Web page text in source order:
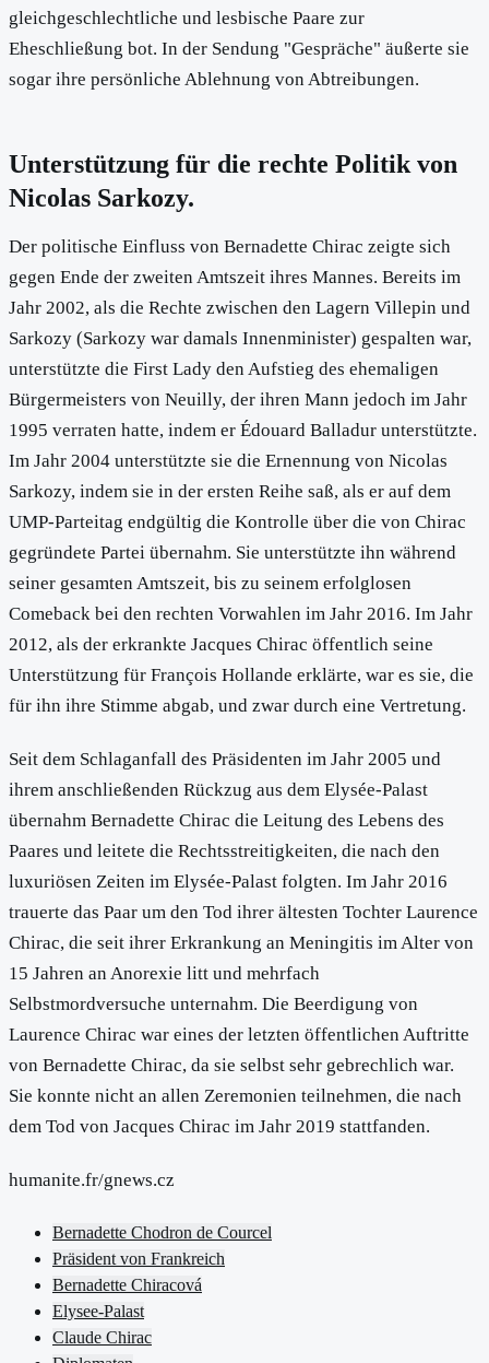
gleichgeschlechtliche und lesbische Paare zur
Eheschließung bot. In der Sendung "Gespräche" äußerte sie
sogar ihre persönliche Ablehnung von Abtreibungen.
Unterstützung für die rechte Politik von
Nicolas Sarkozy.
Der politische Einfluss von Bernadette Chirac zeigte sich
gegen Ende der zweiten Amtszeit ihres Mannes. Bereits im
Jahr 2002, als die Rechte zwischen den Lagern Villepin und
Sarkozy (Sarkozy war damals Innenminister) gespalten war,
unterstützte die First Lady den Aufstieg des ehemaligen
Bürgermeisters von Neuilly, der ihren Mann jedoch im Jahr
1995 verraten hatte, indem er Édouard Balladur unterstützte.
Im Jahr 2004 unterstützte sie die Ernennung von Nicolas
Sarkozy, indem sie in der ersten Reihe saß, als er auf dem
UMP-Parteitag endgültig die Kontrolle über die von Chirac
gegründete Partei übernahm. Sie unterstützte ihn während
seiner gesamten Amtszeit, bis zu seinem erfolglosen
Comeback bei den rechten Vorwahlen im Jahr 2016. Im Jahr
2012, als der erkrankte Jacques Chirac öffentlich seine
Unterstützung für François Hollande erklärte, war es sie, die
für ihn ihre Stimme abgab, und zwar durch eine Vertretung.
Seit dem Schlaganfall des Präsidenten im Jahr 2005 und
ihrem anschließenden Rückzug aus dem Elysée-Palast
übernahm Bernadette Chirac die Leitung des Lebens des
Paares und leitete die Rechtsstreitigkeiten, die nach den
luxuriösen Zeiten im Elysée-Palast folgten. Im Jahr 2016
trauerte das Paar um den Tod ihrer ältesten Tochter Laurence
Chirac, die seit ihrer Erkrankung an Meningitis im Alter von
15 Jahren an Anorexie litt und mehrfach
Selbstmordversuche unternahm. Die Beerdigung von
Laurence Chirac war eines der letzten öffentlichen Auftritte
von Bernadette Chirac, da sie selbst sehr gebrechlich war.
Sie konnte nicht an allen Zeremonien teilnehmen, die nach
dem Tod von Jacques Chirac im Jahr 2019 stattfanden.
humanite.fr/gnews.cz
Bernadette Chodron de Courcel
Präsident von Frankreich
Bernadette Chiracová
Elysee-Palast
Claude Chirac